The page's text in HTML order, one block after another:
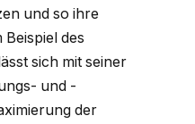
und so ihre
des
sich mit seiner
und -
der